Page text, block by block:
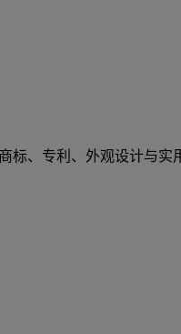
标、专利、外观设计与